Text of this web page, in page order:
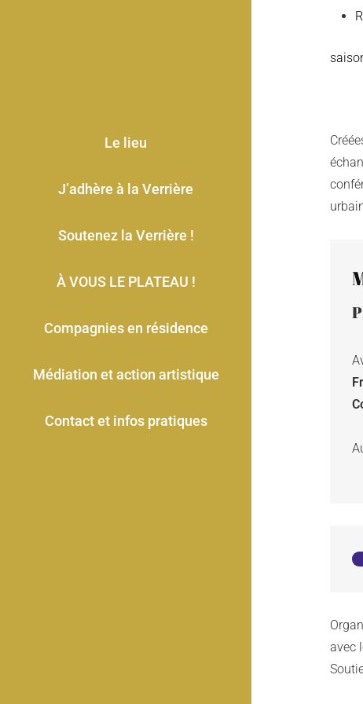
Le lieu
J’adhère à la Verrière
Soutenez la Verrière !
À VOUS LE PLATEAU !
Compagnies en résidence
Médiation et action artistique
Contact et infos pratiques
avec